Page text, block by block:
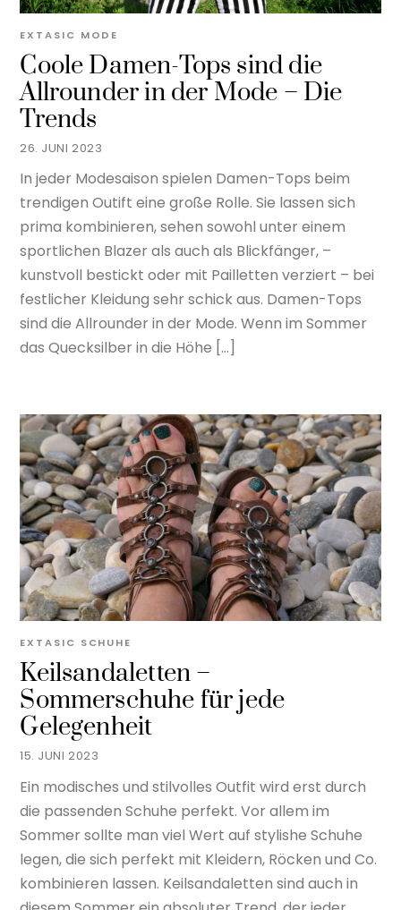
26. JUNI 2023
Coole Damen-Tops sind die
Allrounder in der Mode – Die
Trends
EXTASIC MODE
In jeder Modesaison spielen Damen-Tops beim
trendigen Outift eine große Rolle. Sie lassen sich
prima kombinieren, sehen sowohl unter einem
sportlichen Blazer als auch als Blickfänger, –
kunstvoll bestickt oder mit Pailletten verziert – bei
festlicher Kleidung sehr schick aus. Damen-Tops
sind die Allrounder in der Mode. Wenn im Sommer
das Quecksilber in die Höhe […]
15. JUNI 2023
Keilsandaletten –
Sommerschuhe für jede
Gelegenheit
EXTASIC SCHUHE
Ein modisches und stilvolles Outfit wird erst durch
die passenden Schuhe perfekt. Vor allem im
Sommer sollte man viel Wert auf stylishe Schuhe
legen, die sich perfekt mit Kleidern, Röcken und Co.
kombinieren lassen. Keilsandaletten sind auch in